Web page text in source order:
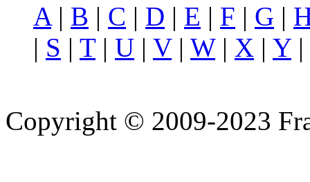
A| B | C | D | E | F | G |
| S | T| U | V| W| X | Y|
Copyright © 2009-2023